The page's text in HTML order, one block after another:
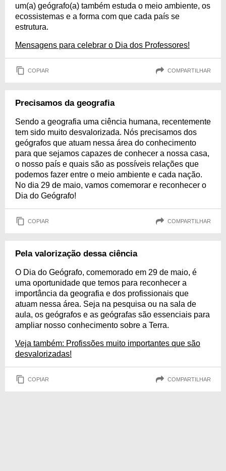
um(a) geógrafo(a) também estuda o meio ambiente, os
ecossistemas e a forma com que cada país se
estrutura.
Mensagens para celebrar o Dia dos Professores!
COPIAR COMPARTILHAR
Precisamos da geografia
Sendo a geografia uma ciência humana, recentemente
tem sido muito desvalorizada. Nós precisamos dos
geógrafos que atuam nessa área do conhecimento
para que sejamos capazes de conhecer a nossa casa,
o nosso país e quais são as possíveis relações que
podemos fazer entre o meio ambiente e cada nação.
No dia 29 de maio, vamos comemorar e reconhecer o
Dia do Geógrafo!
COPIAR COMPARTILHAR
Pela valorização dessa ciência
O Dia do Geógrafo, comemorado em 29 de maio, é
uma oportunidade que temos para reconhecer a
importância da geografia e dos profissionais que
atuam nessa área. Seja na pesquisa ou na sala de
aula, os geógrafos e as geógrafas são essenciais para
ampliar nosso conhecimento sobre a Terra.
Veja também: Profissões muito importantes que são
desvalorizadas!
COPIAR COMPARTILHAR